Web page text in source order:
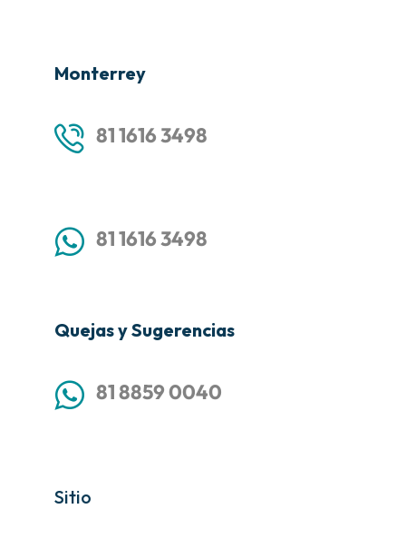
Monterrey
81 1616 3498
81 1616 3498
Quejas y Sugerencias
81 8859 0040
Sitio